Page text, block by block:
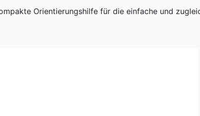
Orientierungshilfe für die einfache und